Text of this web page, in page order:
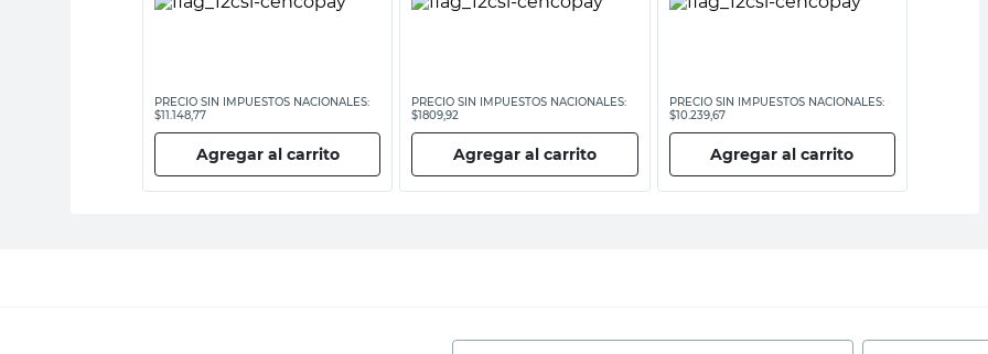
PRECIO SIN IMPUESTOS NACIONALES:
$11.148,77
Agregar al carrito
PRECIO SIN IMPUESTOS NACIONALES:
$1809,92
Agregar al carrito
PRECIO SIN IMPUESTOS NACIONALES:
$10.239,67
Agregar al carrito